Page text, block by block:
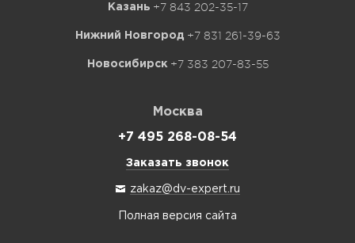
Казань +7 843 202-35-17
Нижний Новгород +7 831 261-39-63
Новосибирск +7 383 207-83-55
Москва
+7 495 268-08-54
Заказать звонок
zakaz@dv-expert.ru
Полная версия сайта